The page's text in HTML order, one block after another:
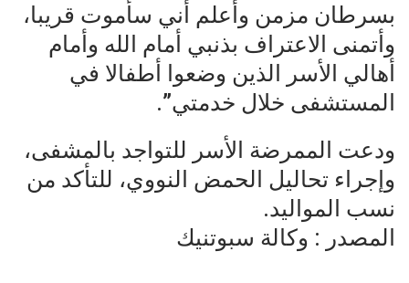
بسرطان مزمن وأعلم أني سأموت قريبا،
وأتمنى الاعتراف بذنبي أمام الله وأمام
أهالي الأسر الذين وضعوا أطفالا في
المستشفى خلال خدمتي”.
ودعت الممرضة الأسر للتواجد بالمشفى،
وإجراء تحاليل الحمض النووي، للتأكد من
نسب المواليد.
المصدر : وكالة سبوتنيك